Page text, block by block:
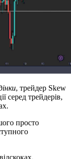
, трейдер Skew
серед трейдерів,
просто